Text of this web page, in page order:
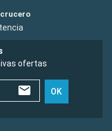
ofertas
OK